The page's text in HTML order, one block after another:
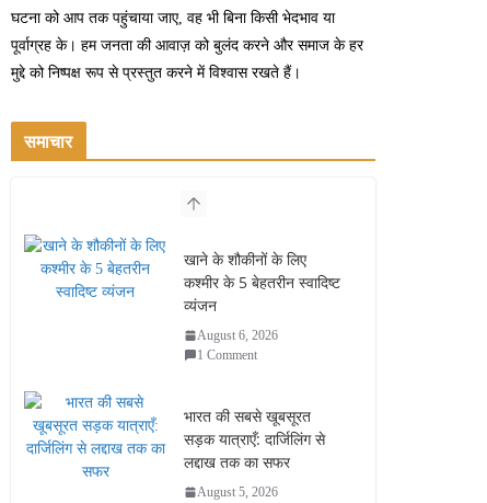
घटना को आप तक पहुंचाया जाए, वह भी बिना किसी भेदभाव या
पूर्वाग्रह के। हम जनता की आवाज़ को बुलंद करने और समाज के हर
मुद्दे को निष्पक्ष रूप से प्रस्तुत करने में विश्वास रखते हैं।
समाचार
खाने के शौकीनों के लिए
कश्मीर के 5 बेहतरीन स्वादिष्ट
व्यंजन
August 6, 2026
1 Comment
भारत की सबसे खूबसूरत
सड़क यात्राएँ: दार्जिलिंग से
लद्दाख तक का सफर
August 5, 2026